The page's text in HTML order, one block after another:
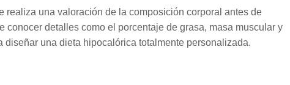
realiza una valoración de la composición corporal antes de
conocer detalles como el porcentaje de grasa, masa muscular y
una dieta hipocalórica totalmente personalizada.